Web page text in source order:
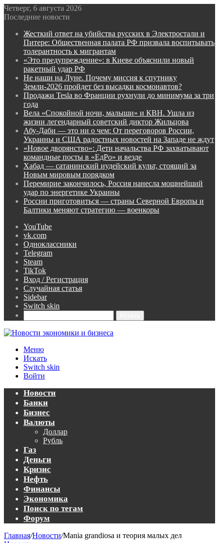
Четверг, 6 августа 2026
Последние новости
Жесткий ответ на убийства русских в Электростали и
Питере: Общественная палата РФ призвала воспитывать
толерантность к мигрантам
«Это предупреждение»: в Киеве объяснили новый
ракетный удар РФ
Не наши на Луне. Почему миссия к спутнику
Земли-2026 пройдет без высадки космонавтов?
Продажи Tesla во Франции рухнули до минимума за три
года
Вела «Спокойной ночи, малыши» и КВН. Ушла из
жизни легендарный советский диктор Жильцова
Абу-Даби — это ни о чем: От переговоров России,
Украины и США радостных новостей на Западе не ждут
«Новое дворянство»: Дети начальства РФ захватывают
командные посты в «ЕдРо» и везде
Хабад — сатанинский иудейский культ, стоящий за
Новым мировым порядком
Перемирие закончилось, Россия нанесла мощнейший
удар по энергетике Украины
России приготовиться — страны Северной Европы и
Балтики меняют стратегию — военкоры
YouTube
vk.com
Одноклассники
Telegram
Steam
TikTok
Вход / Регистрация
Случайная статья
Sidebar
Switch skin
Меню
Искать
Switch skin
Войти
Новости
Банки
Бизнес
Валюты
Доллар
Рубль
Газ
Деньги
Кризис
Нефть
Финансы
Экономика
Поиск по тегам
Форум
Главная/Новости/Mania grandiosа и теория малых дел